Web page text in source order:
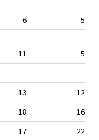
6
5
11
5
13
12
18
16
17
22